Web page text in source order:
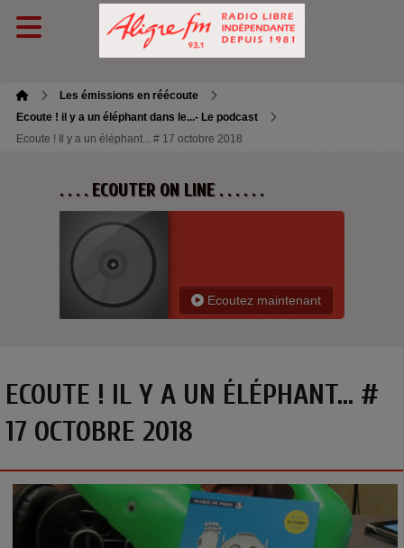
Les émissions en réécoute
Ecoute ! il y a un éléphant dans le...- Le podcast
Ecoute ! Il y a un éléphant... # 17 octobre 2018
. . . . ECOUTER ON LINE . . . . . .
Ecoutez maintenant
ECOUTE ! IL Y A UN ÉLÉPHANT... #
17 OCTOBRE 2018